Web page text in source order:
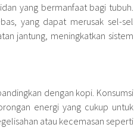
yang bermanfaat bagi tubuh.
yang dapat merusak sel-sel
jantung, meningkatkan sistem
dengan kopi. Konsumsi
energi yang cukup untuk
atau kecemasan seperti